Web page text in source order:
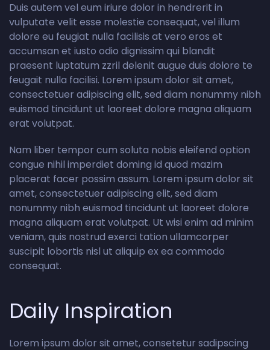
Duis autem vel eum iriure dolor in hendrerit in
vulputate velit esse molestie consequat, vel illum
dolore eu feugiat nulla facilisis at vero eros et
accumsan et iusto odio dignissim qui blandit
praesent luptatum zzril delenit augue duis dolore te
feugait nulla facilisi. Lorem ipsum dolor sit amet,
consectetuer adipiscing elit, sed diam nonummy nibh
euismod tincidunt ut laoreet dolore magna aliquam
erat volutpat.
Nam liber tempor cum soluta nobis eleifend option
congue nihil imperdiet doming id quod mazim
placerat facer possim assum. Lorem ipsum dolor sit
amet, consectetuer adipiscing elit, sed diam
nonummy nibh euismod tincidunt ut laoreet dolore
magna aliquam erat volutpat. Ut wisi enim ad minim
veniam, quis nostrud exerci tation ullamcorper
suscipit lobortis nisl ut aliquip ex ea commodo
consequat.
Daily Inspiration
Lorem ipsum dolor sit amet, consetetur sadipscing